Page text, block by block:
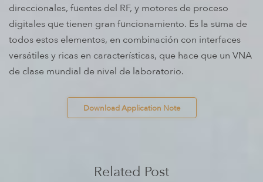
direccionales, fuentes del RF, y motores de proceso
digitales que tienen gran funcionamiento. Es la suma de
todos estos elementos, en combinación con interfaces
versátiles y ricas en características, que hace que un VNA
de clase mundial de nivel de laboratorio.
Download Application Note
Related Post